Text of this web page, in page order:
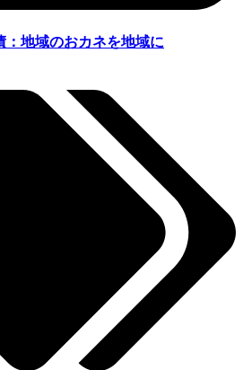
地域のおカネを地域に